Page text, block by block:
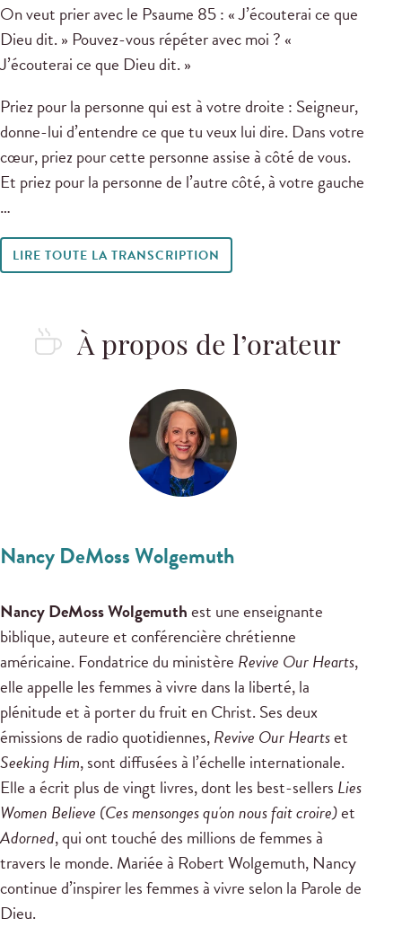
On veut prier avec le Psaume 85: « J’écouterai ce que
Dieu dit. » Pouvez-vous répéter avec moi ? «
J’écouterai ce que Dieu dit. »
Priez pour la personne qui est à votre droite : Seigneur,
donne-lui d’entendre ce que tu veux lui dire. Dans votre
cœur, priez pour cette personne assise à côté de vous.
Et priez pour la personne de l’autre côté, à votre gauche
…
LIRE TOUTE LA TRANSCRIPTION
À propos de l’orateur
Nancy DeMoss Wolgemuth
Nancy DeMoss Wolgemuthest une enseignante
biblique, auteure et conférencière chrétienne
américaine. Fondatrice du ministère Revive Our Hearts,
elle appelle les femmes à vivre dans la liberté, la
plénitude et à porter du fruit en Christ. Ses deux
émissions de radio quotidiennes,Revive Our Heartset
Seeking Him, sont diffusées à l’échelle internationale.
Elle a écrit plus de vingt livres, dont les best-sellers Lies
Women Believe (Ces mensonges qu'on nous fait croire)et
Adorned, qui ont touché des millions de femmes à
travers le monde. Mariée à Robert Wolgemuth, Nancy
continue d’inspirer les femmes à vivre selon la Parole de
Dieu.